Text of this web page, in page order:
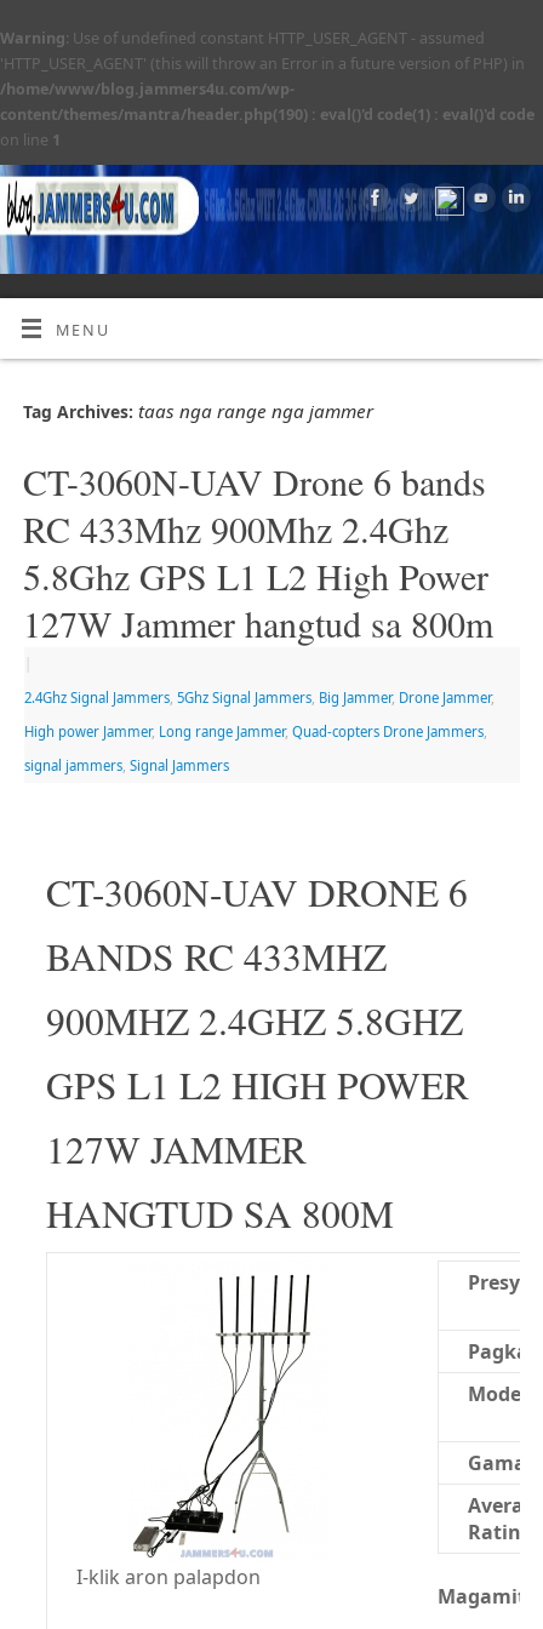
Warning: Use of undefined constant HTTP_USER_AGENT - assumed
'HTTP_USER_AGENT' (this will throw an Error in a future version of PHP) in
/home/www/blog.jammers4u.com/wp-
content/themes/mantra/header.php(190) : eval()'d code(1) : eval()'d code
on line 1
MENU
Tag Archives: taas nga range nga jammer
CT-3060N-UAV Drone 6 bands
RC 433Mhz 900Mhz 2.4Ghz
5.8Ghz GPS L1 L2 High Power
127W Jammer hangtud sa 800m
2.4Ghz Signal Jammers, 5Ghz Signal Jammers, Big Jammer, Drone Jammer,
High power Jammer, Long range Jammer, Quad-copters Drone Jammers,
signal jammers, Signal Jammers
CT-3060N-UAV DRONE 6
BANDS RC 433MHZ
900MHZ 2.4GHZ 5.8GHZ
GPS L1 L2 HIGH POWER
127W JAMMER
HANGTUD SA 800M
I-klik aron palapdon
Presyo:
Gama:
Rating:
Magamit